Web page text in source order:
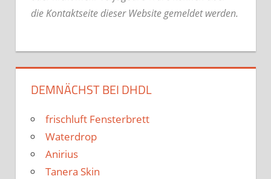
die Kontaktseite dieser Website gemeldet werden.
DEMNÄCHST BEI DHDL
frischluft Fensterbrett
Waterdrop
Anirius
Tanera Skin